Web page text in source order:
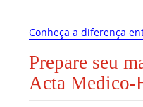
Conheça a diferença
Prepare seu
Acta Medico-